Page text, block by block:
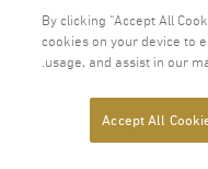
بالصفائح الدموية ( بي -شوت-P-Shot) (جلسة واحدة) + العلاج
1,000)
By clicking “Accept All
cookies on your device to
usage, and assist in our
Accept All